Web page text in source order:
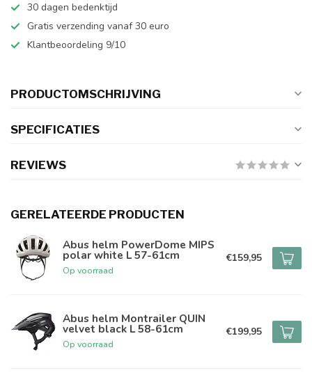
30 dagen bedenktijd
Gratis verzending vanaf 30 euro
Klantbeoordeling 9/10
PRODUCTOMSCHRIJVING
SPECIFICATIES
REVIEWS
GERELATEERDE PRODUCTEN
Abus helm PowerDome MIPS
polar white L 57-61cm
Op voorraad
€159,95
Abus helm Montrailer QUIN
velvet black L 58-61cm
Op voorraad
€199,95